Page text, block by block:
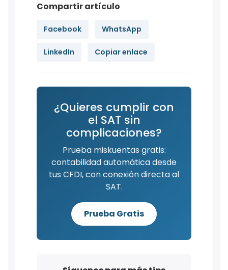
Compartir artículo
Facebook WhatsApp
LinkedIn Copiar enlace
¿Quieres cumplir con
el SAT sin
complicaciones?
Prueba miskuentas gratis:
contabilidad automática desde
tus CFDI, con conexión directa al
SAT.
Prueba Gratis